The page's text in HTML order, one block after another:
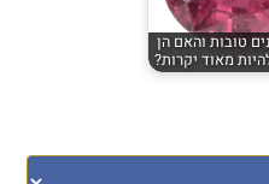
טובות והאם הן
מאוד יקרות?